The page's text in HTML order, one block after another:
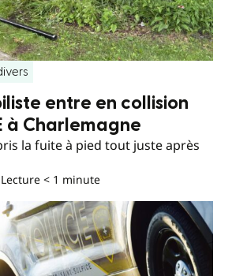
entre en collision
à Charlemagne
la fuite à pied tout juste après
Lecture < 1 minute